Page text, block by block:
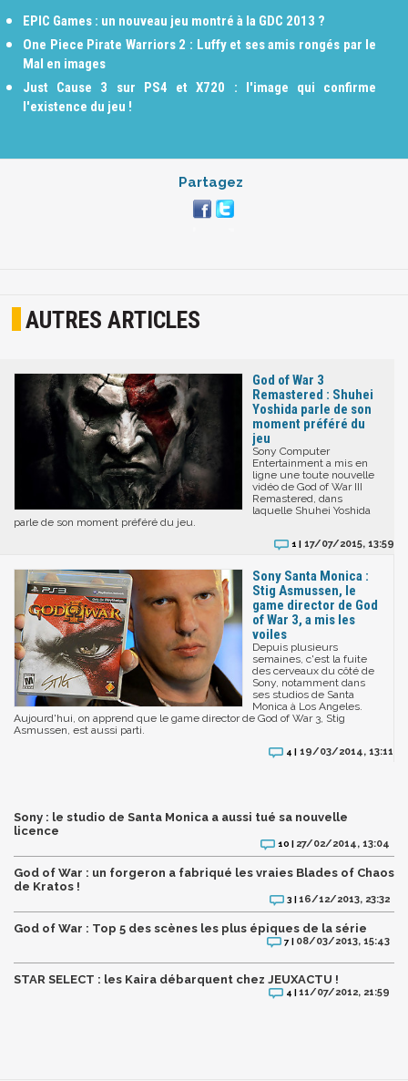
EPIC Games : un nouveau jeu montré à la GDC 2013 ?
One Piece Pirate Warriors 2 : Luffy et ses amis rongés par le
Mal en images
Just Cause 3 sur PS4 et X720 : l'image qui confirme
l'existence du jeu !
Partagez
AUTRES ARTICLES
God of War 3
Remastered : Shuhei
Yoshida parle de son
moment préféré du
jeu
Sony Computer
Entertainment a mis en
ligne une toute nouvelle
vidéo de God of War III
Remastered, dans
laquelle Shuhei Yoshida
parle de son moment préféré du jeu.
1 | 17/07/2015, 13:59
Sony Santa Monica :
Stig Asmussen, le
game director de God
of War 3, a mis les
voiles
Depuis plusieurs
semaines, c'est la fuite
des cerveaux du côté de
Sony, notamment dans
ses studios de Santa
Monica à Los Angeles.
Aujourd'hui, on apprend que le game director de God of War 3, Stig
Asmussen, est aussi parti.
4 | 19/03/2014, 13:11
Sony : le studio de Santa Monica a aussi tué sa nouvelle
licence
10 | 27/02/2014, 13:04
God of War : un forgeron a fabriqué les vraies Blades of Chaos
de Kratos !
3 |16/12/2013, 23:32
God of War : Top 5 des scènes les plus épiques de la série
7 | 08/03/2013, 15:43
STAR SELECT : les Kaira débarquent chez JEUXACTU !
4 |11/07/2012, 21:59